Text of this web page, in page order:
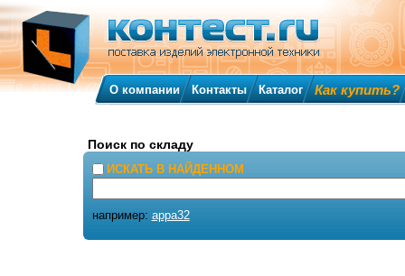
О компании Контакты Каталог Как купить?
Поиск по складу
ИСКАТЬ В НАЙДЕННОМ
например: appa32